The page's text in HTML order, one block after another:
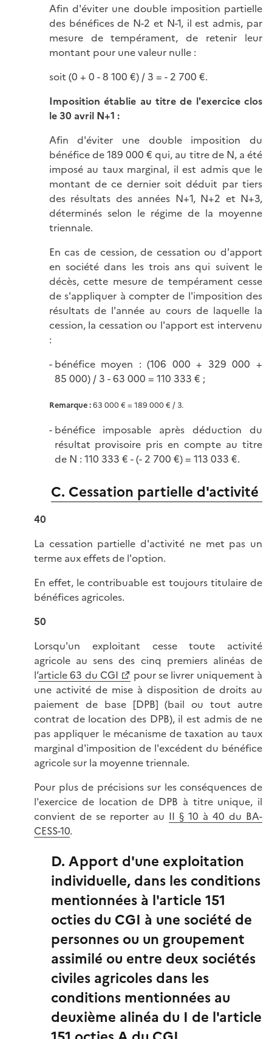
Afin d'éviter une double imposition partielle
des bénéfices de N-2 et N-1, il est admis, par
mesure de tempérament, de retenir leur
montant pour une valeur nulle :
soit (0 + 0 - 8 100 €) / 3 = - 2 700 €.
Imposition établie au titre de l'exercice clos
le 30 avril N+1 :
Afin d'éviter une double imposition du
bénéfice de 189 000 € qui, au titre de N, a été
imposé au taux marginal, il est admis que le
montant de ce dernier soit déduit par tiers
des résultats des années N+1, N+2 et N+3,
déterminés selon le régime de la moyenne
triennale.
En cas de cession, de cessation ou d'apport
en société dans les trois ans qui suivent le
décès, cette mesure de tempérament cesse
de s'appliquer à compter de l'imposition des
résultats de l'année au cours de laquelle la
cession, la cessation ou l'apport est intervenu
:
bénéfice moyen : (106 000 + 329 000 +
85 000) / 3 - 63 000 = 110 333 € ;
Remarque :63 000 € = 189 000 € / 3.
bénéfice imposable après déduction du
résultat provisoire pris en compte au titre
de N : 110 333 € - (- 2 700 €) = 113 033 €.
C. Cessation partielle d'activité
40
La cessation partielle d'activité ne met pas un
terme aux effets de l'option.
En effet, le contribuable est toujours titulaire de
bénéfices agricoles.
50
Lorsqu'un exploitant cesse toute activité
agricole au sens des cinq premiers alinéas de
l’article 63 du CGI
pour se livrer uniquement à
une activité de mise à disposition de droits au
paiement de base [DPB] (bail ou tout autre
contrat de location des DPB), il est admis de ne
pas appliquer le mécanisme de taxation au taux
marginal d'imposition de l'excédent du bénéfice
agricole sur la moyenne triennale.
Pour plus de précisions sur les conséquences de
l'exercice de location de DPB à titre unique, il
convient de se reporter au II § 10 à 40 du BA-
CESS-10.
D. Apport d'une exploitation
individuelle, dans les conditions
mentionnées à l'article 151
octies du CGI à une société de
personnes ou un groupement
assimilé ou entre deux sociétés
civiles agricoles dans les
conditions mentionnées au
deuxième alinéa du I de l'article